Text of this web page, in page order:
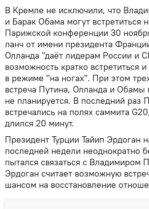
В Кремле не исключили, что
и Барак Обама могут встретиться
Парижской конференции 30
ланч от имени президента
Олланда "даёт лидерам России и
возможность кратко встретиться
в режиме "на ногах". При этом
встреча Путина, Олланда и
не планируется. В последний раз
встречались на полях саммита
длился 20 минут.
Президент Турции Тайип Эрдоган
последней недели неоднократно
пытался связаться с Владимиром
Эрдоган считает возможную
шансом на восстановление